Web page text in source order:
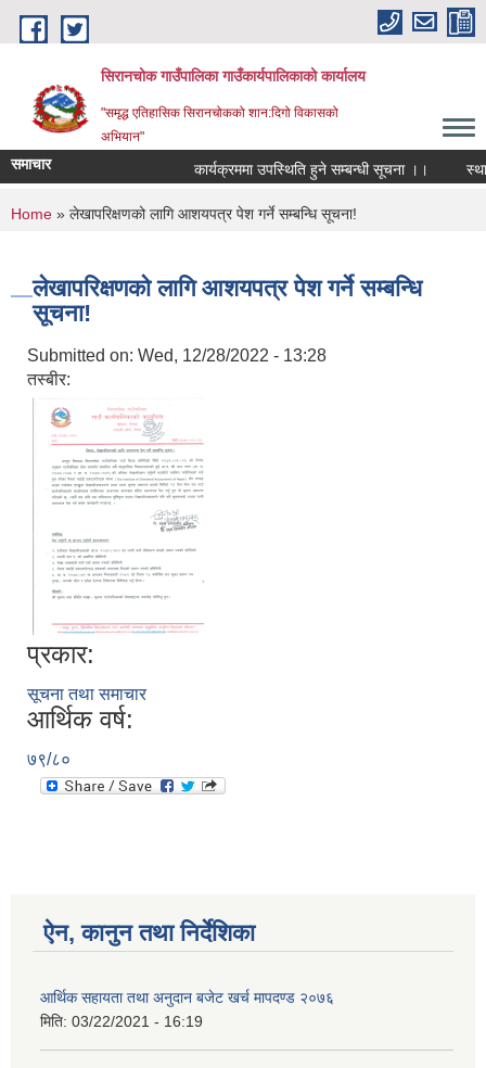
Skip to main content
सिरानचोक गाउँपालिका गाउँकार्यपालिकाको कार्यालय
"समृद्ध एतिहासिक सिरानचोकको शान:दिगो विकासको
अभियान"
समाचार कार्यक्रममा उपस्थिति हुने सम्बन्धी सूचना ।।
You are here
Home » लेखापरिक्षणको लागि आशयपत्र पेश गर्ने सम्बन्धि सूचना!
लेखापरिक्षणको लागि आशयपत्र पेश गर्ने सम्बन्धि
सूचना!
Submitted on: Wed, 12/28/2022 - 13:28
तस्बीर:
प्रकार:
सूचना तथा समाचार
आर्थिक वर्ष:
७९/८०
ऐन, कानुन तथा निर्देशिका
आर्थिक सहायता तथा अनुदान बजेट खर्च मापदण्ड २०७६
मिति: 03/22/2021 - 16:19